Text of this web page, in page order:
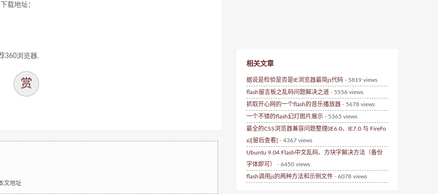
载地址：
360浏览器.
赏
文地址
相关文章
据说是检验是否是IE浏览器最简js代码 - 5819 views
flash留言板之乱码问题解决之道 - 5556 views
抓取开心网的一个flash的音乐播放器 - 5678 views
一个不错的flash幻灯图片展示 - 5365 views
最全的CSS浏览器兼容问题整理(IE6.0、IE7.0 与 FireFo
x)[留后查看] - 4367 views
Ubuntu 9.04 Flash中文乱码、方块字解决方法（备份
字体即可）
- 6450 views
flash调用js的两种方法和示例文件 - 6078 views